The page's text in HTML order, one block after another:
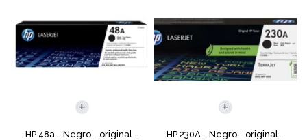
HP 48a - Negro - original -
HP 230A - Negro - original -